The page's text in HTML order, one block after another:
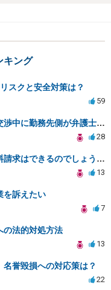
キング
スクと安全対策は？
59
パワハラ被害で退職。慰謝料の交渉中に勤務先側が弁護士を立ててきました
28
労災事故による身体障害で慰謝料請求はできるのでしょうか？
13
を訴えたい
7
の法的対処方法
13
誉毀損への対応策は？
22